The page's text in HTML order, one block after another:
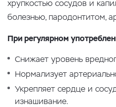
хрупкостью сосудов и
болезнью, пародонтитом,
При регулярном
Снижает уровень
Нормализует
Укрепляет сердце и
изнашивание.